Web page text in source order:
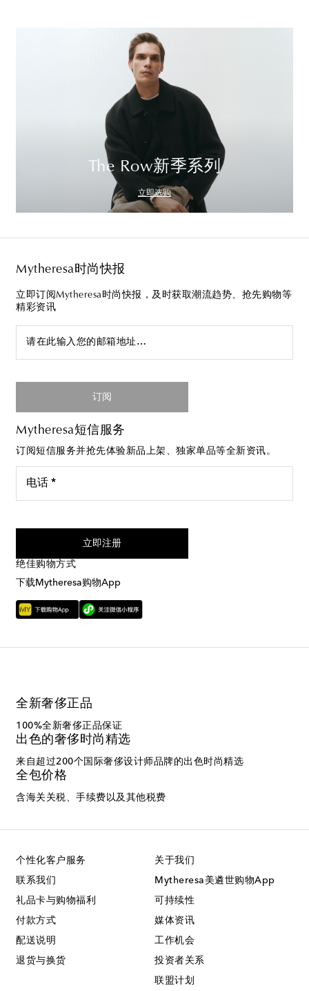
The Row新季系列
立即选购
Mytheresa时尚快报
立即订阅Mytheresa时尚快报，及时获取潮流趋势、抢先购物等
精彩资讯
请在此输入您的邮箱地址…
订阅
Mytheresa短信服务
订阅短信服务并抢先体验新品上架、独家单品等全新资讯。
电话 *
立即注册
绝佳购物方式
下载Mytheresa购物App
全新奢侈正品
100%全新奢侈正品保证
出色的奢侈时尚精选
来自超过200个国际奢侈设计师品牌的出色时尚精选
全包价格
含海关关税、手续费以及其他税费
个性化客户服务
联系我们
礼品卡与购物福利
付款方式
配送说明
退货与换货
关于我们
Mytheresa美遴世购物App
可持续性
媒体资讯
工作机会
投资者关系
联盟计划